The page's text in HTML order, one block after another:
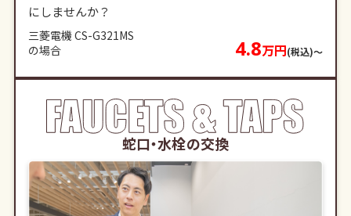
にしませんか？
三菱電機 CS-G321MS
の場合
4.8万円(税込)〜
蛇口・水栓の交換